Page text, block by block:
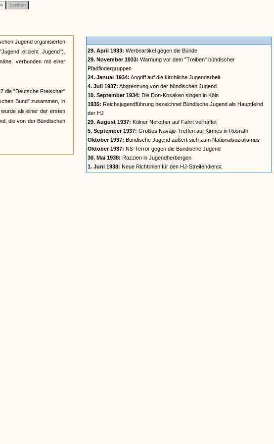
Lexikon
Jugend organisierten
erzieht Jugend").
verbunden mit einer
die "Deutsche Freischar"
Bund" zusammen, in
als einer der ersten
die von der Bündischen
29. April 1933: Werbeartikel gegen die Bünde
29. November 1933: Warnung vor dem "Treiben" bündischer
Pfadfindergruppen
24. Januar 1934: Angriff auf die kirchliche Jugendarbeit
4. Juli 1937: Abgrenzung von der bündischen Jugend
10. September 1934: Die Don-Kosaken singen in Köln
1935: Reichsjugendführung bezeichnet Bündische Jugend als Hauptfeind
der HJ
29. August 1937: Kölner Nerother auf Fahrt verhaftet
5. September 1937: Großes Navajo-Treffen auf Kirmes in Rösrath
Oktober 1937: Bündische Jugend äußert sich zum Nationalsozialismus
Oktober 1937: NS-Terror gegen die Bündische Jugend
30. Mai 1938: Razzien in Jugendherbergen
1. Juni 1938: Neue Richtlinien für den HJ-Streifendienst